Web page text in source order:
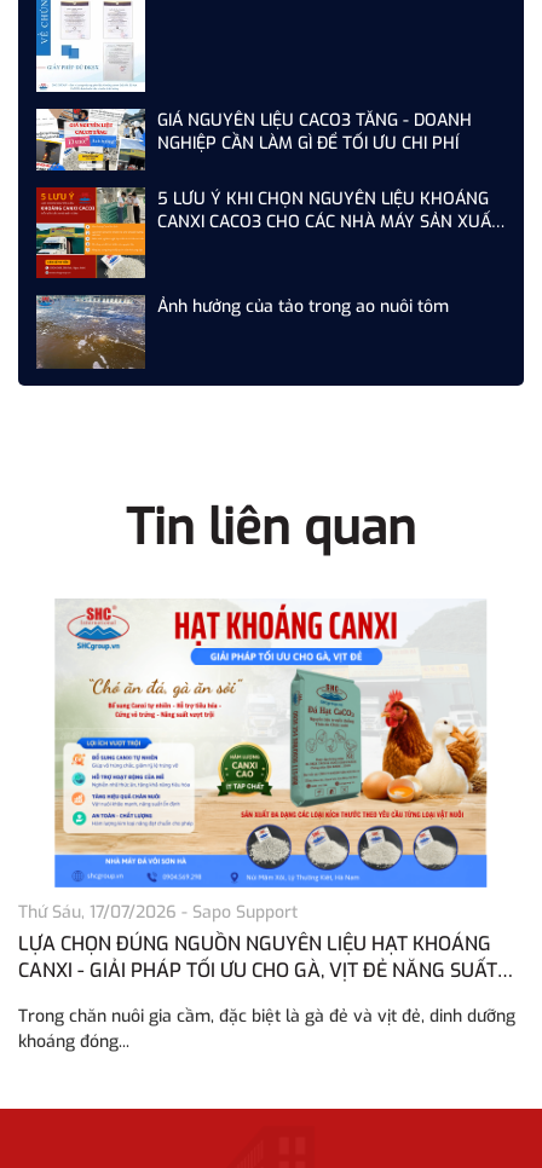
GIÁ NGUYÊN LIỆU CACO3 TĂNG - DOANH
NGHIỆP CẦN LÀM GÌ ĐỂ TỐI ƯU CHI PHÍ
5 LƯU Ý KHI CHỌN NGUYÊN LIỆU KHOÁNG
CANXI CACO3 CHO CÁC NHÀ MÁY SẢN XUẤT
Ảnh hưởng của tảo trong ao nuôi tôm
Tin liên quan
Thứ Sáu, 17/07/2026 - Sapo Support
LỰA CHỌN ĐÚNG NGUỒN NGUYÊN LIỆU HẠT KHOÁNG
CANXI - GIẢI PHÁP TỐI ƯU CHO GÀ, VỊT ĐẺ NĂNG SUẤT
Trong chăn nuôi gia cầm, đặc biệt là gà đẻ và vịt đẻ, dinh dưỡng
khoáng đóng...